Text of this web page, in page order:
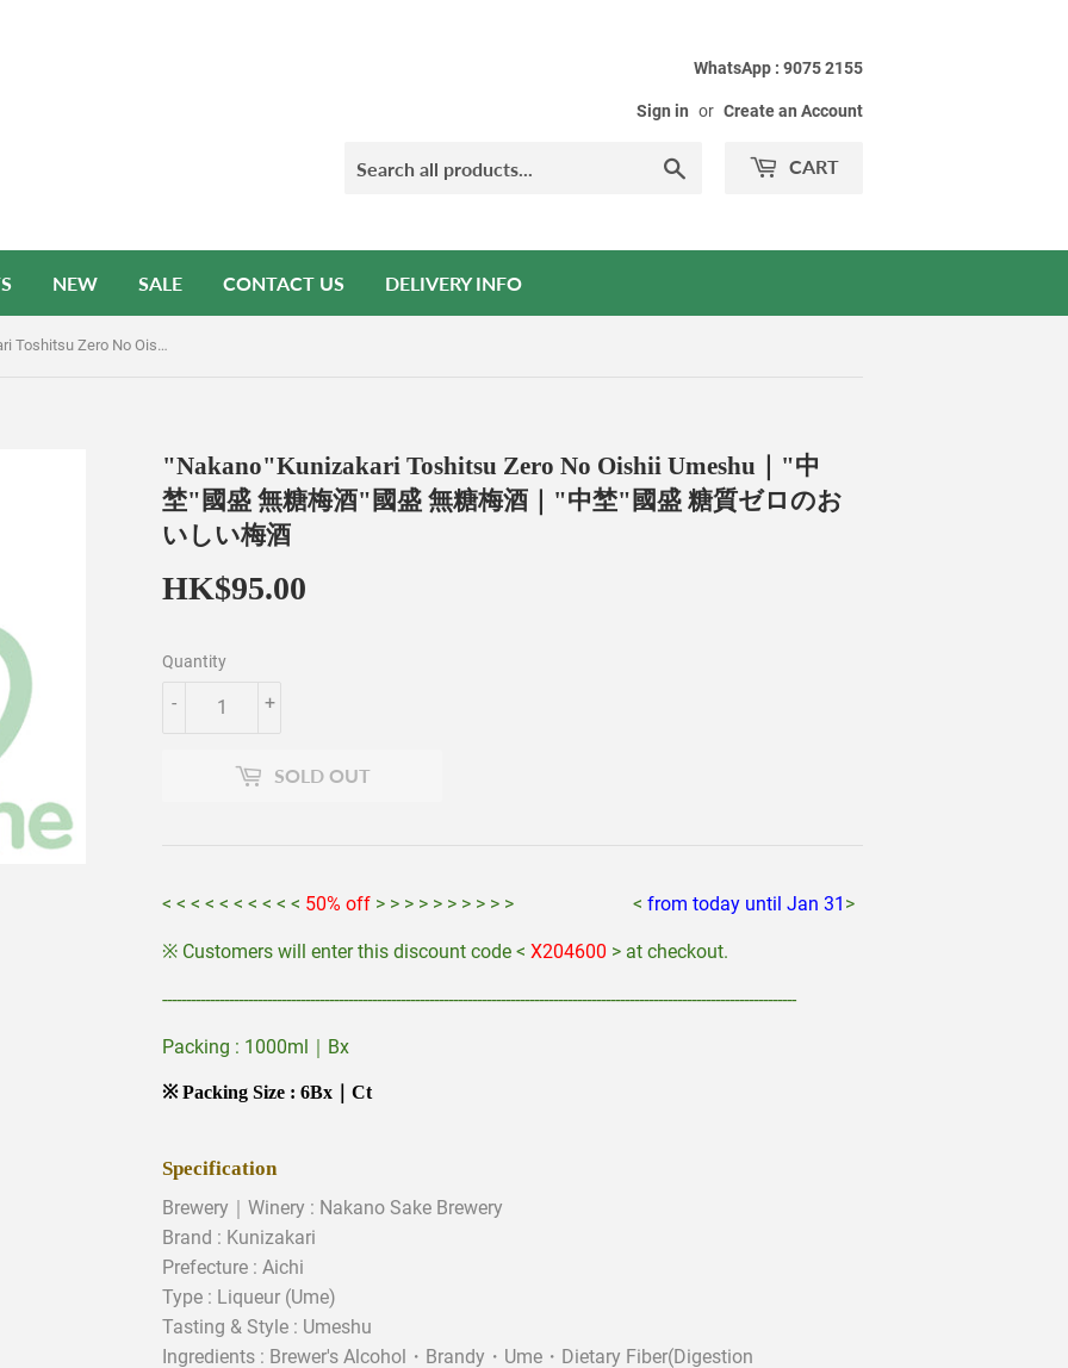
WhatsApp : 9075 2155
Sign in or Create an Account
CART
NEW SALE CONTACT US DELIVERY INFO
"Nakano"Kunizakari Toshitsu Zero No Oishii Umeshu｜"中埜"國盛 無糖梅酒"國盛 無糖梅酒｜"中埜"國盛 糖質ゼロのおいしい梅酒
"Nakano"Kunizakari Toshitsu Zero No Oishii Umeshu｜"中
埜"國盛 無糖梅酒"國盛 無糖梅酒｜"中埜"國盛 糖質ゼロのお
いしい梅酒
HK$95.00
Quantity
+
-
SOLD OUT
< < < < < < < < < < 50% off > > > > > > > > > > < from today until Jan 31 >
※ Customers will enter this discount code < X204600 > at checkout.
-------------------------------------------------------------------------------------------------------------------------------------
Packing : 1000ml｜Bx
※ Packing Size : 6Bx｜Ct
Specification
Brewery｜Winery : Nakano Sake Brewery
Brand : Kunizakari
Prefecture : Aichi
Type : Liqueur (Ume)
Tasting & Style : Umeshu
Ingredients : Brewer's Alcohol ・Brandy・Ume・Dietary Fiber(Digestion